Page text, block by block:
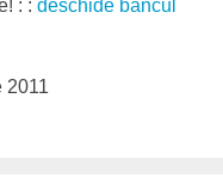
: : deschide bancul
2011